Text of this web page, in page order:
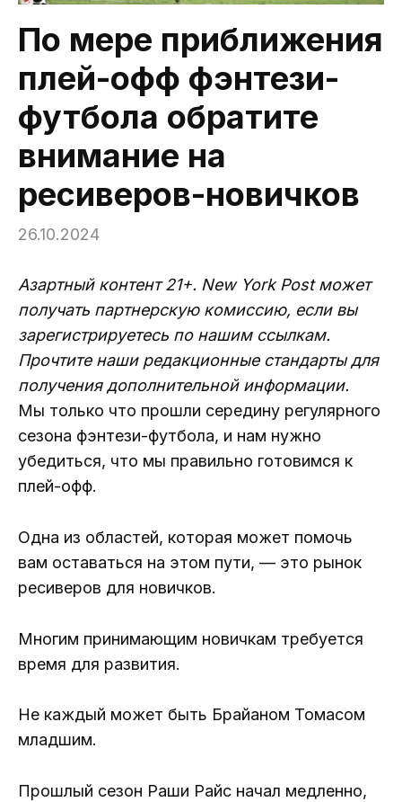
По мере приближения
плей-офф фэнтези-
футбола обратите
внимание на
ресиверов-новичков
26.10.2024
Азартный контент 21+. New York Post может
получать партнерскую комиссию, если вы
зарегистрируетесь по нашим ссылкам.
Прочтите наши редакционные стандарты для
получения дополнительной информации.
Мы только что прошли середину регулярного
сезона фэнтези-футбола, и нам нужно
убедиться, что мы правильно готовимся к
плей-офф.
Одна из областей, которая может помочь
вам оставаться на этом пути, — это рынок
ресиверов для новичков.
Многим принимающим новичкам требуется
время для развития.
Не каждый может быть Брайаном Томасом
младшим.
Прошлый сезон Раши Райс начал медленно,